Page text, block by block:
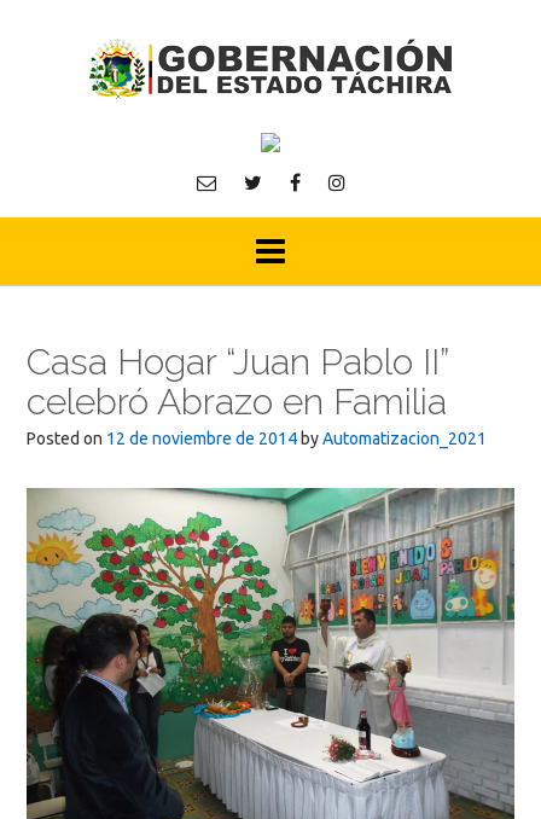
Casa Hogar “Juan Pablo II”
celebró Abrazo en Familia
Posted on 12 de noviembre de 2014 byAutomatizacion_2021